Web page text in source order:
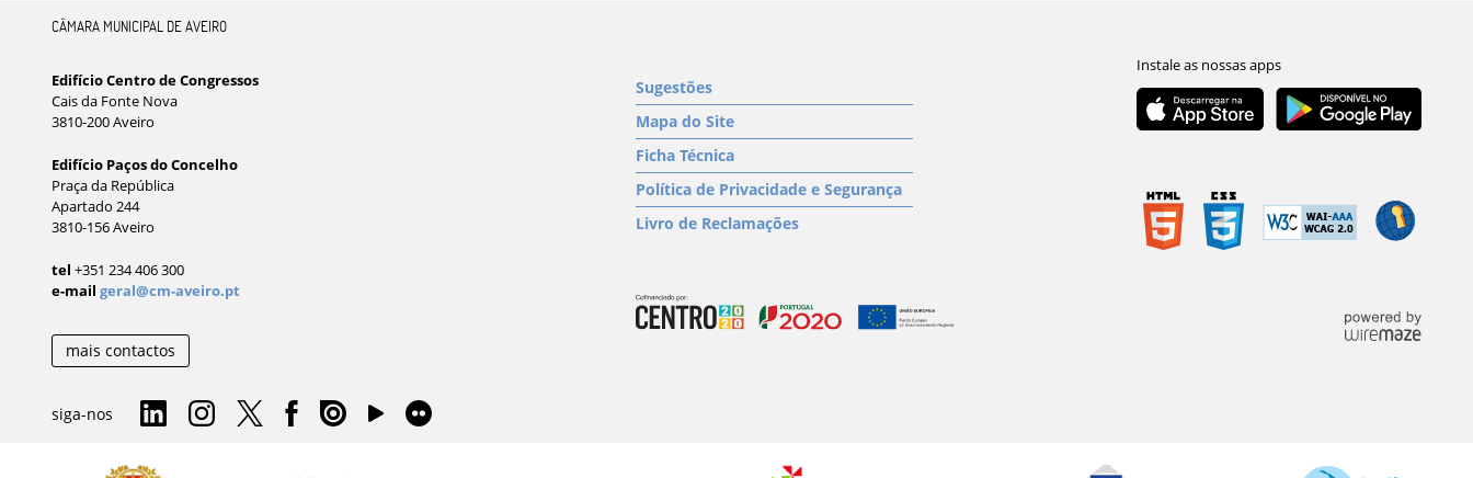
CÂMARA MUNICIPAL DE AVEIRO
Edifício Centro de Congressos
Cais da Fonte Nova
3810-200 Aveiro
Edifício Paços do Concelho
Praça da República
Apartado 244
3810-156 Aveiro
tel +351 234 406 300
e-mail geral@cm-aveiro.pt
mais contactos
siga-nos
Sugestões
Mapa do Site
Ficha Técnica
Política de Privacidade e Segurança
Livro de Reclamações